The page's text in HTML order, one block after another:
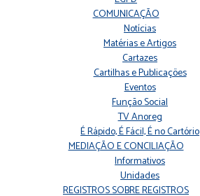
COMUNICAÇÃO
Notícias
Matérias e Artigos
Cartazes
Cartilhas e Publicações
Eventos
Função Social
TV Anoreg
É Rápido, É Fácil, É no Cartório
MEDIAÇÃO E CONCILIAÇÃO
Informativos
Unidades
REGISTROS SOBRE REGISTROS